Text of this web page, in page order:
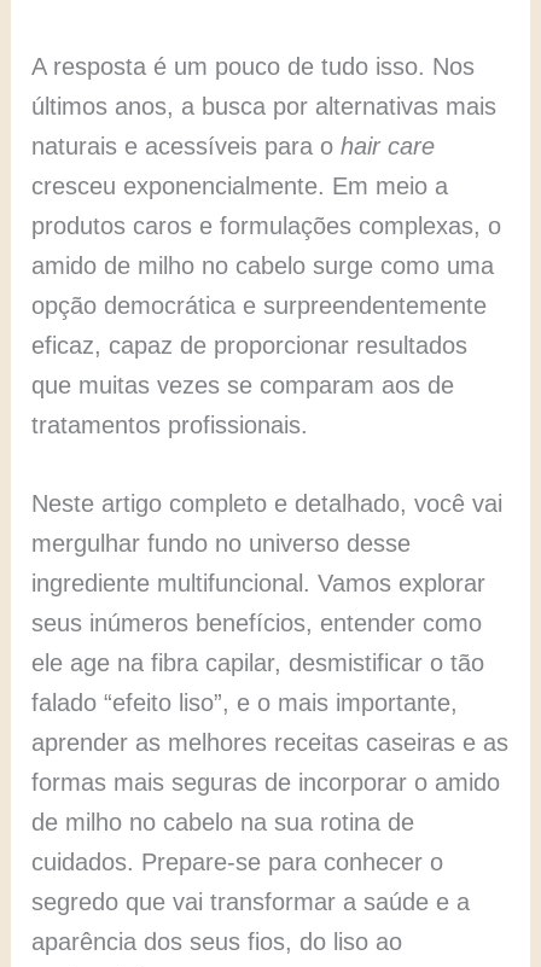
A resposta é um pouco de tudo isso. Nos
últimos anos, a busca por alternativas mais
naturais e acessíveis para ohair care
cresceu exponencialmente. Em meio a
produtos caros e formulações complexas, o
amido de milho no cabelo surge como uma
opção democrática e surpreendentemente
eficaz, capaz de proporcionar resultados
que muitas vezes se comparam aos de
tratamentos profissionais.
Neste artigo completo e detalhado, você vai
mergulhar fundo no universo desse
ingrediente multifuncional. Vamos explorar
seus inúmeros benefícios, entender como
ele age na fibra capilar, desmistificar o tão
falado “efeito liso”, e o mais importante,
aprender as melhores receitas caseiras e as
formas mais seguras de incorporar o amido
de milho no cabelo na sua rotina de
cuidados. Prepare-se para conhecer o
segredo que vai transformar a saúde e a
aparência dos seus fios, do liso ao